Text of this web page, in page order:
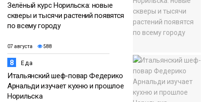
Зелёный курс Норильска: новые
скверы и тысячи растений появятся
по всему городу
07 августа 588
8 Еда
Итальянский шеф-повар Федерико
Арнальди изучает кухню и прошлое
Норильска